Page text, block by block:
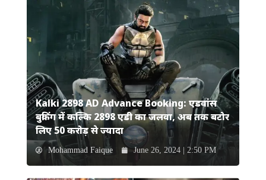
Kalki 2898 AD Advance Booking: एडवांस
बुकिंग में कल्कि 2898 एडी का जलवा, अब तक बटोर
लिए 50 करोड़ से ज्यादा
Mohammad Faique June 26, 2024 | 2:50 PM